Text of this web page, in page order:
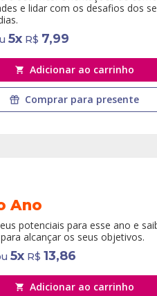
e lidar com os desafios dos
5x R$ 7,99
Adicionar ao carrinho
Comprar para presente
Ano
potenciais para esse ano e
alcançar os seus objetivos.
5x R$ 13,86
Adicionar ao carrinho